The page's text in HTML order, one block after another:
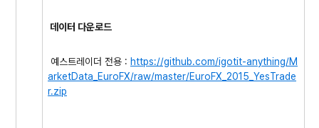
데이터 다운로드
예스트레이더 전용 : https://github.com/igotit-anything/M
arketData_EuroFX/raw/master/EuroFX_2015_YesTrade
r.zip